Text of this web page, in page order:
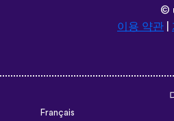
Français
Türkçe